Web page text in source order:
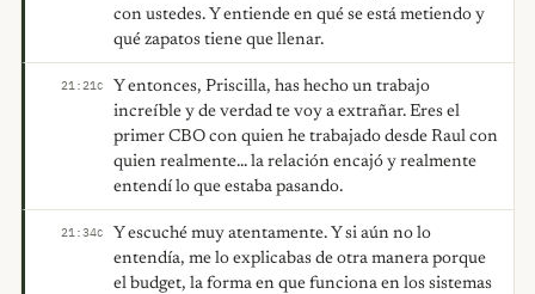
con ustedes. Y entiende en qué se está metiendo y
qué zapatos tiene que llenar.
21:21C
Y entonces, Priscilla, has hecho un trabajo
increíble y de verdad te voy a extrañar. Eres el
primer CBO con quien he trabajado desde Raul con
quien realmente... la relación encajó y realmente
entendí lo que estaba pasando.
21:34C
Y escuché muy atentamente. Y si aún no lo
entendía, me lo explicabas de otra manera porque
el budget, la forma en que funciona en los sistemas